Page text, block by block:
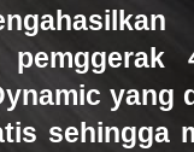
yang
sehingga